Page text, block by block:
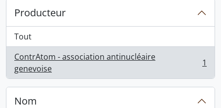
Producteur
Tout
ContrAtom - association antinucléaire
genevoise
, 1 résultats 1
Nom